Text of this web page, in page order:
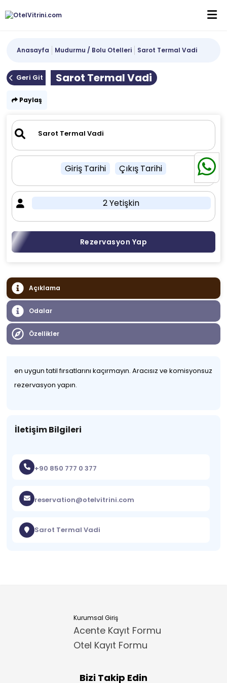
Anasayfa Mudurmu / Bolu Otelleri Sarot Termal Vadi
Geri Git Sarot Termal Vadi
Paylaş
Giriş Tarihi Çıkış Tarihi
2 Yetişkin
Rezervasyon Yap
Açıklama
Odalar
Özellikler
en uygun tatil fırsatlarını kaçırmayın. Aracısız ve komisyonsuz
rezervasyon yapın.
İletişim Bilgileri
+90 850 777 0 377
reservation@otelvitrini.com
Sarot Termal Vadi
Kurumsal Giriş
Acente Kayıt Formu
Otel Kayıt Formu
Bizi Takip Edin